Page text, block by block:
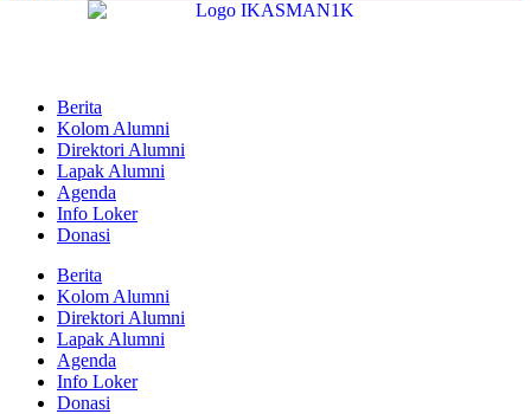
Berita
Kolom Alumni
Direktori Alumni
Lapak Alumni
Agenda
Info Loker
Donasi
Berita
Kolom Alumni
Direktori Alumni
Lapak Alumni
Agenda
Info Loker
Donasi